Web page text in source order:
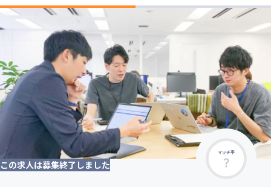
マッチ率
この求人は募集終了しました